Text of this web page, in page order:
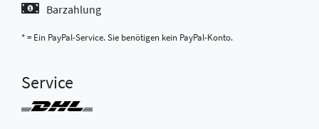
Barzahlung
* = Ein PayPal-Service. Sie benötigen kein PayPal-Konto.
Service